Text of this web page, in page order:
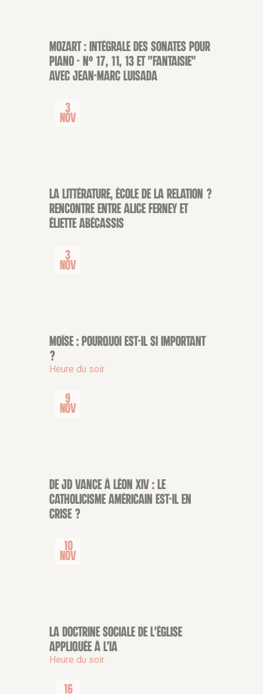
CONCERT
Mozart : Intégrale des sonates pour
piano - n° 17, 11, 13 et "fantaisie"
avec Jean-Marc Luisada
3
Nov
CONFÉRENCE
La littérature, école de la relation ?
Rencontre entre Alice Ferney et
Éliette Abécassis
3
Nov
CONFÉRENCE
Moïse : pourquoi est-il si important
?
Heure du soir
9
Nov
CONFÉRENCE
De JD Vance à Léon XIV : le
catholicisme américain est-il en
crise ?
10
Nov
CONFÉRENCE
La doctrine sociale de l'Église
appliquée à l’IA
Heure du soir
16